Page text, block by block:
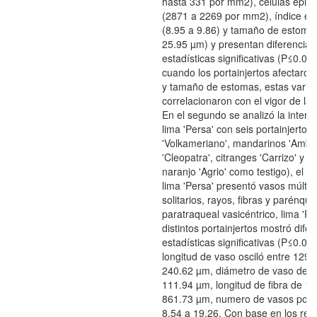
(2871 a 2269 por mm2), índice
(8.95 a 9.86) y tamaño de
25.95 µm) y presentan diferencias
estadísticas significativas
cuando los portainjertos
y tamaño de estomas, estas
correlacionaron con el vigor de
En el segundo se analizó la
lima 'Persa' con seis portainjertos
'Volkameriano', mandarinos
'Cleopatra', citranges 'Carrizo' y
naranjo 'Agrio' como testigo), el
lima 'Persa' presentó vasos
solitarios, rayos, fibras y
paratraqueal vasicéntrico, lima
distintos portainjertos mostró
estadísticas significativas
longitud de vaso osciló entre
240.62 µm, diámetro de vaso de
111.94 µm, longitud de fibra de
861.73 µm, numero de vasos por
8.54 a 19.26. Con base en los